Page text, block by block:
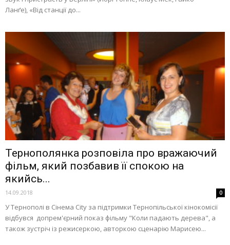
Ланґе), «Від станції до...
Тернополянка розповіла про вражаючий
фільм, який позбавив її спокою на
якийсь...
14.09.2018 0
У Тернополі в Сінема City за підтримки Тернопільської кінокомісії
відбувся допрем'єрний показ фільму "Коли падають дерева", а
також зустріч із режисеркою, авторкою сценарію Марисею...